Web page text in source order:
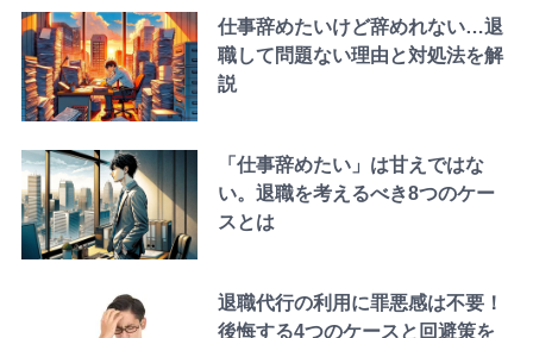
仕事辞めたいけど辞めれない…退
職して問題ない理由と対処法を解
説
「仕事辞めたい」は甘えではな
い。退職を考えるべき8つのケー
スとは
退職代行の利用に罪悪感は不要！
後悔する4つのケースと回避策を